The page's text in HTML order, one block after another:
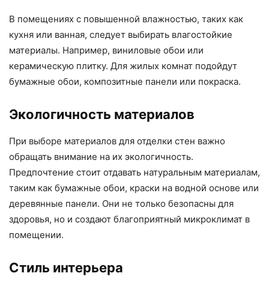
В помещениях с повышенной влажностью, таких как
кухня или ванная, следует выбирать влагостойкие
материалы. Например, виниловые обои или
керамическую плитку. Для жилых комнат подойдут
бумажные обои, композитные панели или покраска.
Экологичность материалов
При выборе материалов для отделки стен важно
обращать внимание на их экологичность.
Предпочтение стоит отдавать натуральным материалам,
таким как бумажные обои, краски на водной основе или
деревянные панели. Они не только безопасны для
здоровья, но и создают благоприятный микроклимат в
помещении.
Стиль интерьера